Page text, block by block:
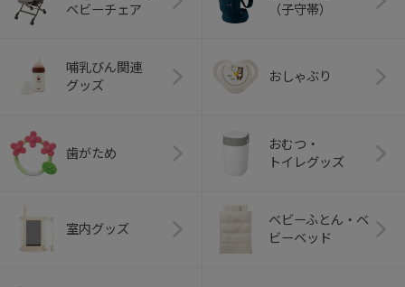
ベビーチェア
（子守帯）
哺乳びん関連
グッズ
おしゃぶり
歯がため
おむつ・
トイレグッズ
室内グッズ
ベビーふとん・ベ
ビーベッド